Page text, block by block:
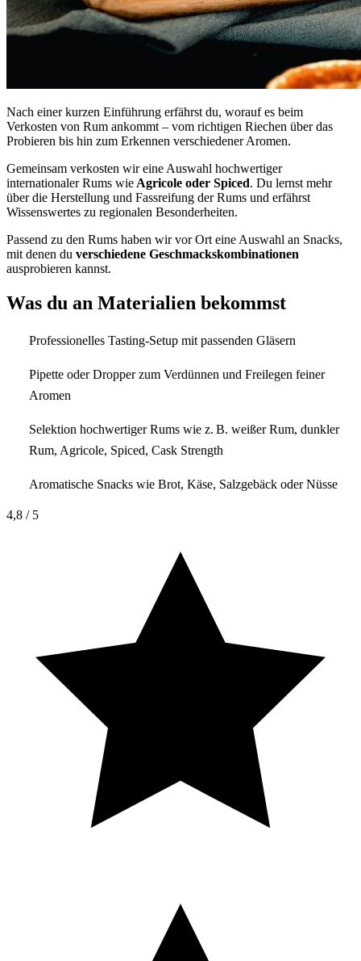
Nach einer kurzen Einführung erfährst du, worauf es beim
Verkosten von Rum ankommt – vom richtigen Riechen über das
Probieren bis hin zum Erkennen verschiedener Aromen.
Gemeinsam verkosten wir eine Auswahl hochwertiger
internationaler Rums wie Agricole oder Spiced. Du lernst mehr
über die Herstellung und Fassreifung der Rums und erfährst
Wissenswertes zu regionalen Besonderheiten.
Passend zu den Rums haben wir vor Ort eine Auswahl an Snacks,
mit denen du verschiedene Geschmackskombinationen
ausprobieren kannst.
Was du an Materialien bekommst
Professionelles Tasting-Setup mit passenden Gläsern
Pipette oder Dropper zum Verdünnen und Freilegen feiner
Aromen
Selektion hochwertiger Rums wie z. B. weißer Rum, dunkler
Rum, Agricole, Spiced, Cask Strength
Aromatische Snacks wie Brot, Käse, Salzgebäck oder Nüsse
4,8 / 5